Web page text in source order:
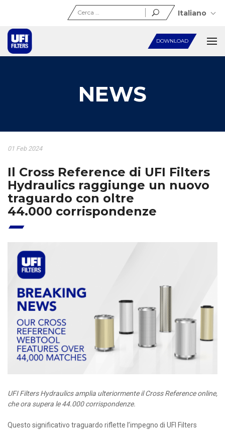
DOWNLOAD
Ricerca
per:
Italiano
NEWS
01 Feb 2024
Il Cross Reference di UFI Filters
Hydraulics raggiunge un nuovo
traguardo con oltre
44.000 corrispondenze
UFI Filters Hydraulics amplia ulteriormente il Cross Reference online,
che ora supera le 44.000 corrispondenze.
Questo significativo traguardo riflette l’impegno di UFI Filters